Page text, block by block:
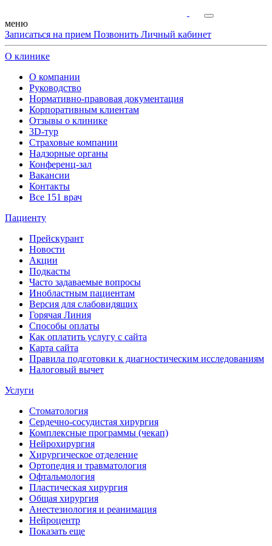
меню
Записаться на прием Позвонить Личный кабинет
О клинике
О компании
Руководство
Нормативно-правовая документация
Корпоративным клиентам
Отзывы о клинике
3D-тур
Страховые компании
Надзорные органы
Конференц-зал
Вакансии
Контакты
Все 151 врач
Пациенту
Прейскурант
Новости
Акции
Подкасты
Часто задаваемые вопросы
Инобластным пациентам
Версия для слабовидящих
Горячая Линия
Способы оплаты
Как оплатить услугу с сайта
Карта сайта
Правила подготовки к диагностическим исследованиям
Налоговый вычет
Услуги
Стоматология
Сердечно-сосудистая хирургия
Комплексные программы (чекап)
Нейрохирургия
Хирургическое отделение
Ортопедия и травматология
Офтальмология
Пластическая хирургия
Общая хирургия
Анестезиология и реанимация
Нейроцентр
Показать еще